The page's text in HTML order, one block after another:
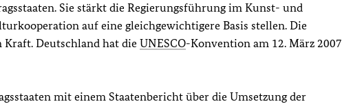
Sie stärkt die Regierungsführung im Kunst- und
auf eine gleichgewichtigere Basis stellen. Die
Deutschland hat die UNESCO-Konvention am 12. März 2007
mit einem Staatenbericht über die Umsetzung der